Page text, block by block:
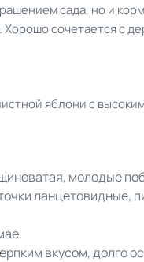
сада, но и
сочетается с
яблони с
молодые
ланцетовидные,
вкусом, долго